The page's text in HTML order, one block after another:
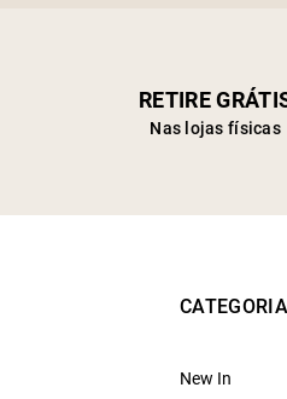
RETIRE
Nas lojas físicas
New In